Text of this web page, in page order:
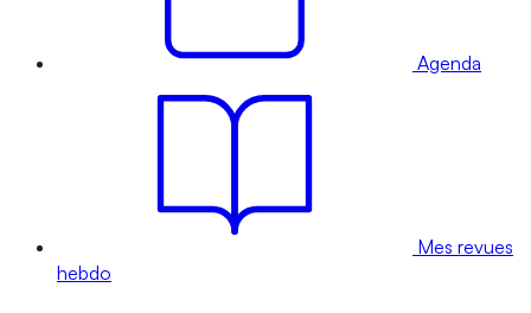
Agenda
Mes revues
hebdo